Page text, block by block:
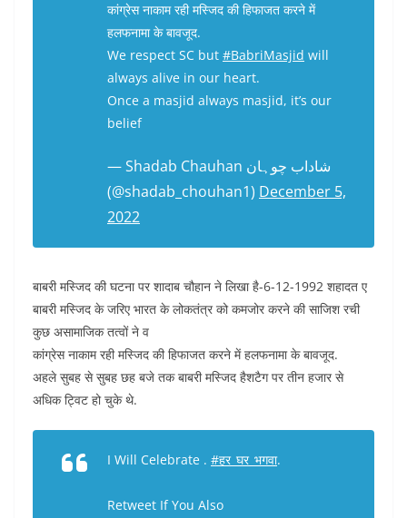
कांग्रेस नाकाम रही मस्जिद की हिफाजत करने में
हलफनामा के बावजूद.
We respect SC but #BabriMasjid will
always alive in our heart.
Once a masjid always masjid, it’s our
belief
— Shadab Chauhan شاداب چوہان
(@shadab_chouhan1) December 5,
2022
बाबरी मस्जिद की घटना पर शादाब चौहान ने लिखा है-6-12-1992 शहादत ए
बाबरी मस्जिद के जरिए भारत के लोकतंत्र को कमजोर करने की साजिश रची
कुछ असामाजिक तत्वों ने व
कांग्रेस नाकाम रही मस्जिद की हिफाजत करने में हलफनामा के बावजूद.
अहले सुबह से सुबह छह बजे तक बाबरी मस्जिद हैशटैग पर तीन हजार से
अधिक ट्विट हो चुके थे.
I Will Celebrate . #हर_घर_भगवा.
Retweet If You Also